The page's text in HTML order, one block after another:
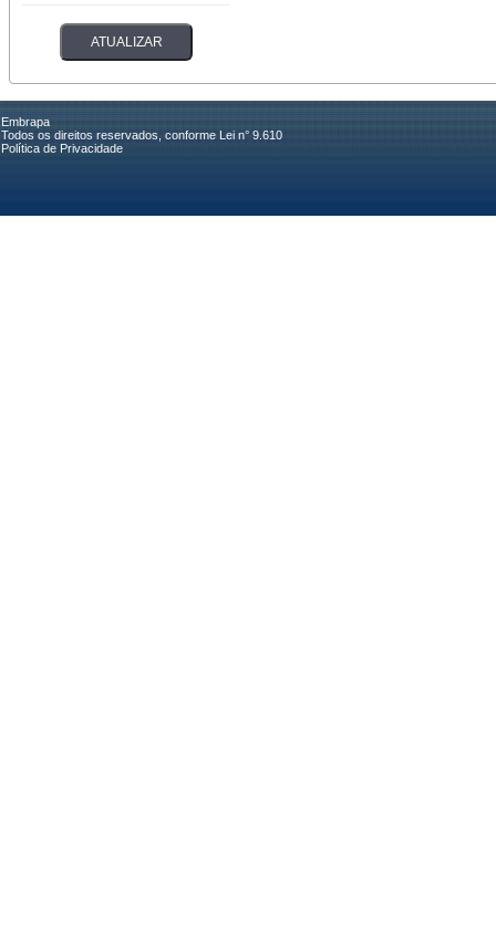
Embrapa
Todos os direitos reservados, conforme Lei n° 9.610
Política de Privacidade